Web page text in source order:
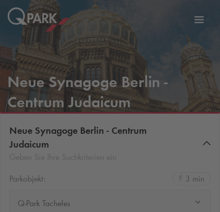
Zur
Neue Synagoge Berlin -
Centrum Judaicum
Neue Synagoge Berlin - Centrum
Judaicum
Parkobjekt:
3 min
Q-Park Tacheles